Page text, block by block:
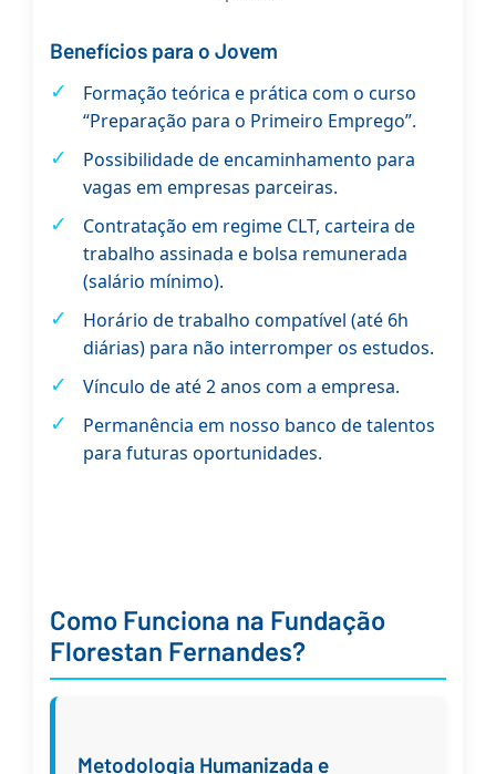
Benefícios para o Jovem
✓
Formação teórica e prática com o curso
“Preparação para o Primeiro Emprego”.
✓
Possibilidade de encaminhamento para
vagas em empresas parceiras.
✓
Contratação em regime CLT, carteira de
trabalho assinada e bolsa remunerada
(salário mínimo).
✓
Horário de trabalho compatível (até 6h
diárias) para não interromper os estudos.
✓ Vínculo de até 2 anos com a empresa.
✓
Permanência em nosso banco de talentos
para futuras oportunidades.
Como Funciona na Fundação
Florestan Fernandes?
Metodologia Humanizada e